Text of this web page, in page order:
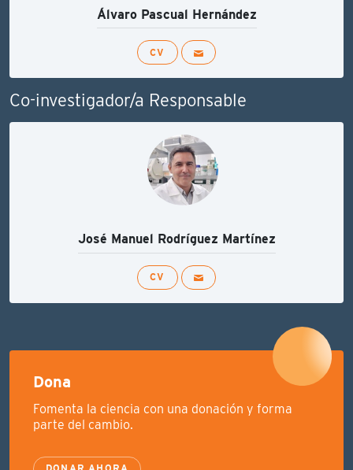
Álvaro Pascual Hernández
CV
Co-investigador/a Responsable
José Manuel Rodríguez Martínez
CV
Dona
Fomenta la ciencia con una donación y forma
parte del cambio.